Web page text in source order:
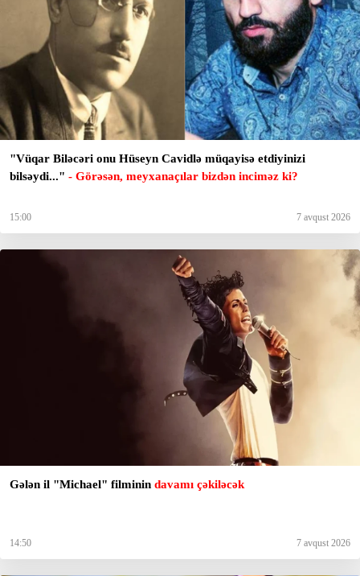
"Vüqar Biləcəri onu Hüseyn Cavidlə müqayisə etdiyinizi
bilsəydi..." - Görəsən, meyxanaçılar bizdən inciməz ki?
15:00 7 avqust 2026
Gələn il "Michael" filminin davamı çəkiləcək
14:50 7 avqust 2026